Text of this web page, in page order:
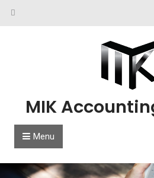
Skip to content
MIK
Menu